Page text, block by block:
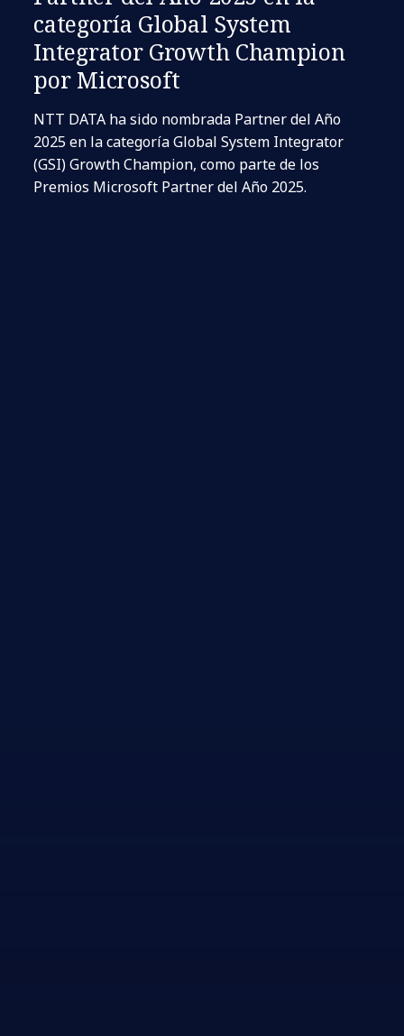
categoría Global System
Integrator Growth Champion
por Microsoft
NTT DATA ha sido nombrada Partner del Año
2025 en la categoría Global System Integrator
(GSI) Growth Champion, como parte de los
Premios Microsoft Partner del Año 2025.